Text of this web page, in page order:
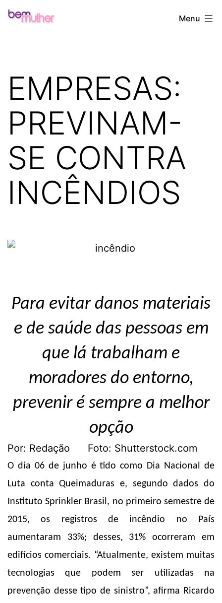
Pular
Bem
Menu
EMPRESAS:
PREVINAM-
SE CONTRA
INCÊNDIOS
Para evitar danos materiais
e de saúde das pessoas em
que lá trabalham e
moradores do entorno,
prevenir é sempre a melhor
opção
Por: Redação Foto: Shutterstock.com
O dia 06 de junho é tido como Dia Nacional de
Luta conta Queimaduras e, segundo dados do
Instituto Sprinkler Brasil, no primeiro semestre de
2015, os registros de incêndio no País
aumentaram 33%; desses, 31% ocorreram em
edifícios comerciais. “Atualmente, existem muitas
tecnologias que podem ser utilizadas na
prevenção desse tipo de sinistro”, afirma Ricardo